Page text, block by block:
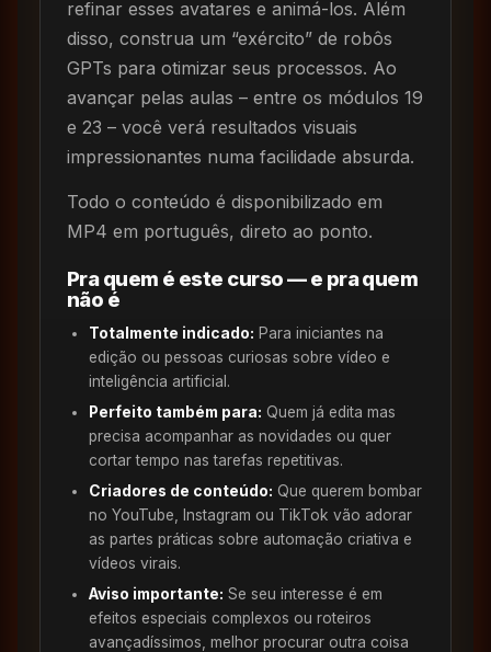
refinar esses avatares e animá-los. Além
disso, construa um “exército” de robôs
GPTs para otimizar seus processos. Ao
avançar pelas aulas – entre os módulos 19
e 23 – você verá resultados visuais
impressionantes numa facilidade absurda.
Todo o conteúdo é disponibilizado em
MP4 em português, direto ao ponto.
Pra quem é este curso — e pra quem
não é
Totalmente indicado: Para iniciantes na
edição ou pessoas curiosas sobre vídeo e
inteligência artificial.
Perfeito também para: Quem já edita mas
precisa acompanhar as novidades ou quer
cortar tempo nas tarefas repetitivas.
Criadores de conteúdo: Que querem bombar
no YouTube, Instagram ou TikTok vão adorar
as partes práticas sobre automação criativa e
vídeos virais.
Aviso importante: Se seu interesse é em
efeitos especiais complexos ou roteiros
avançadíssimos, melhor procurar outra coisa